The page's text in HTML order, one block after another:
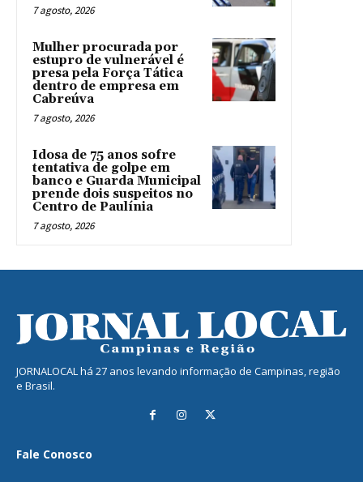
7 agosto, 2026
Mulher procurada por
estupro de vulnerável é
presa pela Força Tática
dentro de empresa em
Cabreúva
7 agosto, 2026
Idosa de 75 anos sofre
tentativa de golpe em
banco e Guarda Municipal
prende dois suspeitos no
Centro de Paulínia
7 agosto, 2026
JORNALOCAL há 27 anos levando informação de Campinas, região
e Brasil.
Fale Conosco